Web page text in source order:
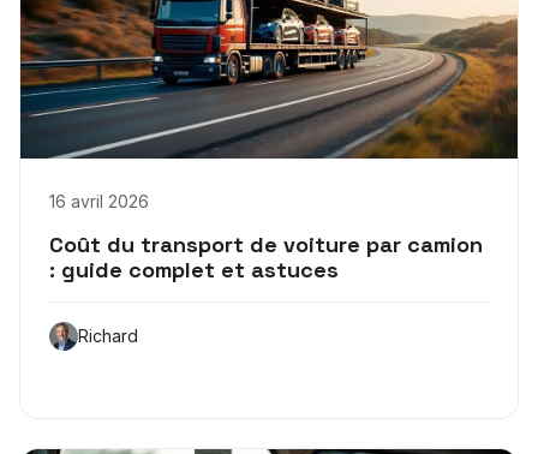
16 avril 2026
Coût du transport de voiture par camion
: guide complet et astuces
Richard